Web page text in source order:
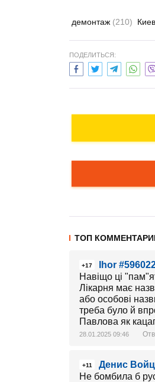
демонтаж (210) Киев
ПОДЕЛИТЬСЯ:
ТОП
+17
Ihor
Навіщо ці
Лікарня має
або особові
треба було й
Павлова як
28.01.2025 09:46
+11
Денис
Не бомбила б